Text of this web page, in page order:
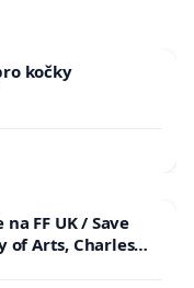
kočky
FF UK / Save
of Arts, Charles